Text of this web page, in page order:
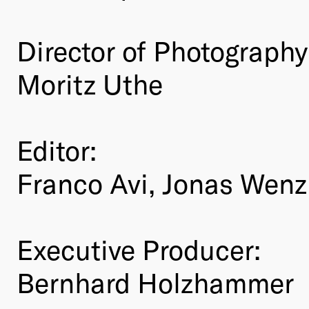
Director of
Moritz Uthe
Editor:
Franco Avi, Jonas
Executive Producer:
Bernhard Holzhammer